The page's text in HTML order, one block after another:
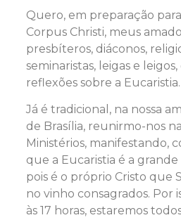
Quero, em preparação
Corpus Christi, meus
presbíteros, diáconos,
seminaristas, leigas e
reflexões sobre a Eucaristia.
Já é tradicional, na nossa
de Brasília, reunirmo-nos
Ministérios, manifestando,
que a Eucaristia é a
pois é o próprio Cristo que
no vinho consagrados. Por
às 17 horas, estaremos